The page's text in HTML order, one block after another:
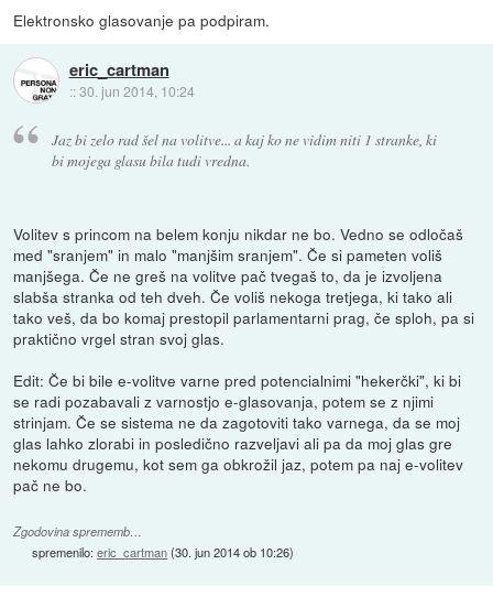
Elektronsko glasovanje pa podpiram.
eric_cartman
::30. jun 2014, 10:24
Jaz bi zelo rad šel na volitve... a kaj ko ne vidim niti 1 stranke, ki
bi mojega glasu bila tudi vredna.
Volitev s princom na belem konju nikdar ne bo. Vedno se odločaš
med "sranjem" in malo "manjšim sranjem". Če si pameten voliš
manjšega. Če ne greš na volitve pač tvegaš to, da je izvoljena
slabša stranka od teh dveh. Če voliš nekoga tretjega, ki tako ali
tako veš, da bo komaj prestopil parlamentarni prag, če sploh, pa si
praktično vrgel stran svoj glas.
Edit: Če bi bile e-volitve varne pred potencialnimi "hekerčki", ki bi
se radi pozabavali z varnostjo e-glasovanja, potem se z njimi
strinjam. Če se sistema ne da zagotoviti tako varnega, da se moj
glas lahko zlorabi in posledično razveljavi ali pa da moj glas gre
nekomu drugemu, kot sem ga obkrožil jaz, potem pa naj e-volitev
pač ne bo.
Zgodovina sprememb…
spremenilo:eric_cartman(30. jun 2014 ob 10:26)